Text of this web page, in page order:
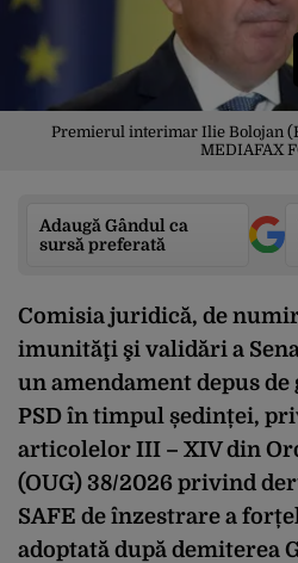
Premierul interimar Ilie Bolojan
MEDIAFAX
Adaugă Gândul ca
sursă preferată
Comisia juridică, de
imunităţi şi validări a
un amendament depus
PSD în timpul ședinței,
articolelor III – XIV din
(OUG) 38/2026 privind
SAFE de înzestrare a
adoptată după demiterea